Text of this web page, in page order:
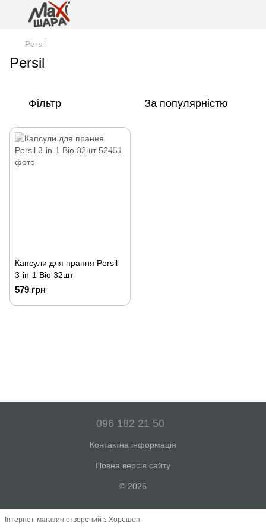
Persil
Persil
Фільтр За популярністю
Капсули для прання Persil
3-in-1 Bio 32шт
579 грн
096 182 21 50
Контактна інформація
Повна версія сайту
© 2026
Інтернет-магазин створений з Хорошоп